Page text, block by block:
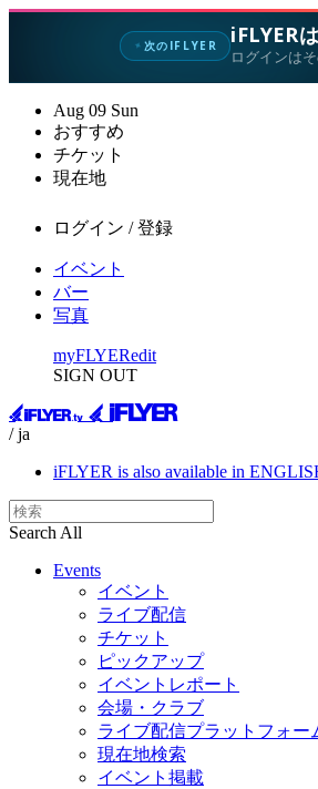
✦次のIFLYER iFLYERは
ログインは
Aug 09 Sun
おすすめ
チケット
現在地
ログイン / 登録
イベント
バー
写真
myFLYERedit
SIGN OUT
/ ja
iFLYER is also available in
Search All
Events
イベント
ライブ配信
チケット
ピックアップ
イベントレポート
会場・クラブ
ライブ配信プラットフォー
現在地検索
イベント掲載